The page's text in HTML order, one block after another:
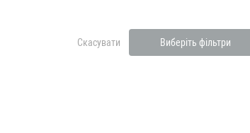
Скасувати Виберіть фільтри